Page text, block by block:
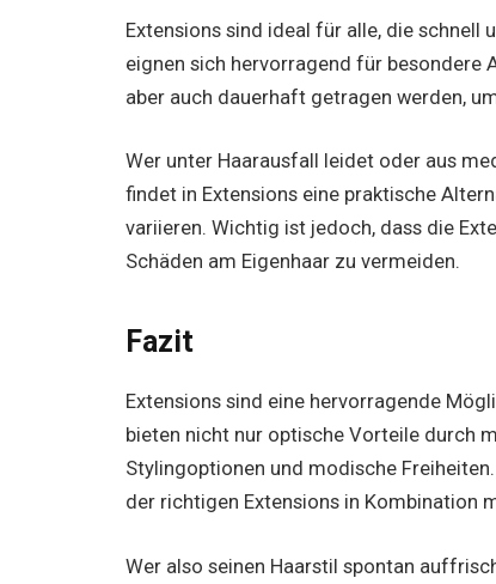
Extensions sind ideal für alle, die schnell
eignen sich hervorragend für besondere
aber auch dauerhaft getragen werden,
Wer unter Haarausfall leidet oder aus
findet in Extensions eine praktische
variieren. Wichtig ist jedoch, dass die
Schäden am Eigenhaar zu vermeiden.
Fazit
Extensions sind eine hervorragende
bieten nicht nur optische Vorteile durch
Stylingoptionen und modische
der richtigen Extensions in Kombination
Wer also seinen Haarstil spontan